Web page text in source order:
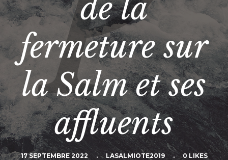
de la
fermeture sur
la Salm et ses
affluents
17 SEPTEMBRE 2022 . LASALMIOTE2019 . 0 LIKES